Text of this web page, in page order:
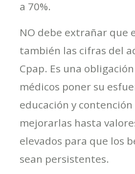
a 70%.
NO debe extrañar que
también las cifras del
Cpap. Es una
médicos poner su
educación y contención
mejorarlas hasta
elevados para que los
sean persistentes.